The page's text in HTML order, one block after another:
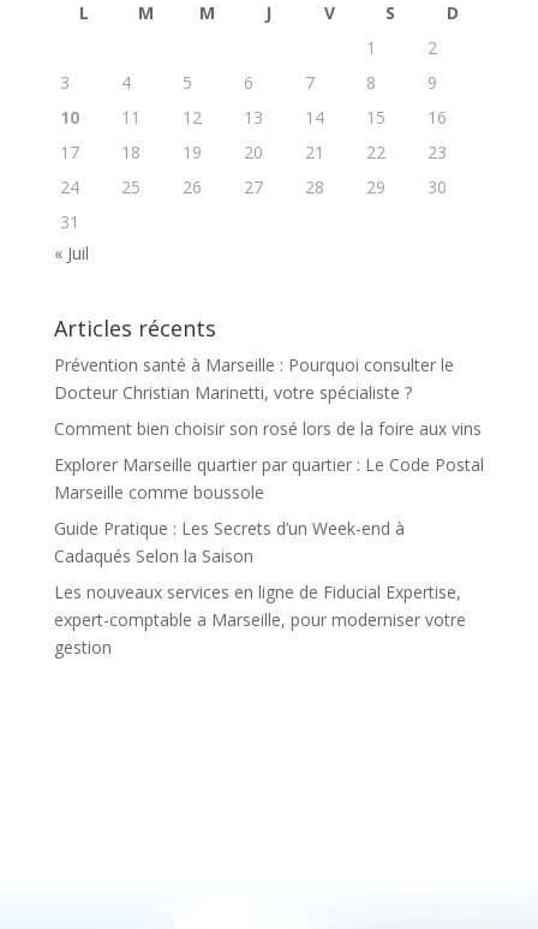
L M M J V S
D
1
2
3
4 5 6 7 8
9
10
11 12 13 14 15
16
17
18 19 20 21 22
23
24
25 26 27 28 29
30
31
« Juil
Articles récents
Prévention santé à Marseille : Pourquoi consulter le
Docteur Christian Marinetti, votre spécialiste ?
Comment bien choisir son rosé lors de la foire aux vins
Explorer Marseille quartier par quartier : Le Code Postal
Marseille comme boussole
Guide Pratique : Les Secrets d’un Week-end à
Cadaqués Selon la Saison
Les nouveaux services en ligne de Fiducial Expertise,
expert-comptable a Marseille, pour moderniser votre
gestion